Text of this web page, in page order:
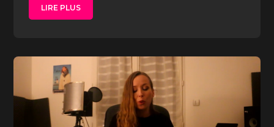
LIRE PLUS